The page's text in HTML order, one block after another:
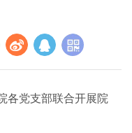
各党支部联合开展院